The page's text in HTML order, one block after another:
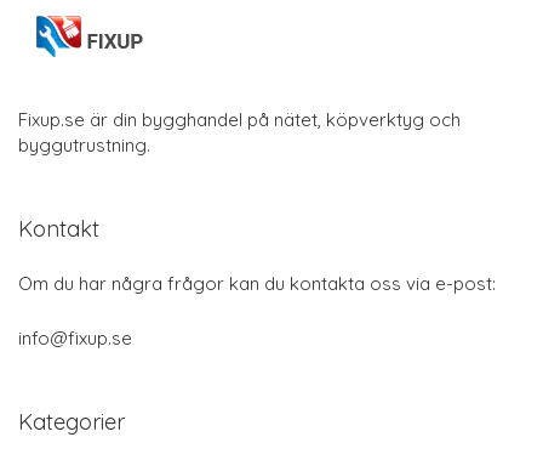
Fixup.se är din bygghandel på nätet, köpverktyg och
byggutrustning.
Kontakt
Om du har några frågor kan du kontakta oss via e-post:
info@fixup.se
Kategorier